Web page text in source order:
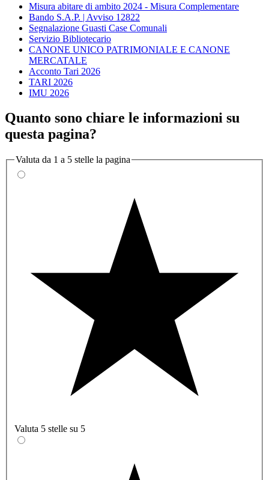
Misura abitare di ambito 2024 - Misura Complementare
Bando S.A.P. | Avviso 12822
Segnalazione Guasti Case Comunali
Servizio Bibliotecario
CANONE UNICO PATRIMONIALE E CANONE
MERCATALE
Acconto Tari 2026
TARI 2026
IMU 2026
Quanto sono chiare le informazioni su
questa pagina?
Valuta da 1 a 5 stelle la pagina
Valuta 5 stelle su 5